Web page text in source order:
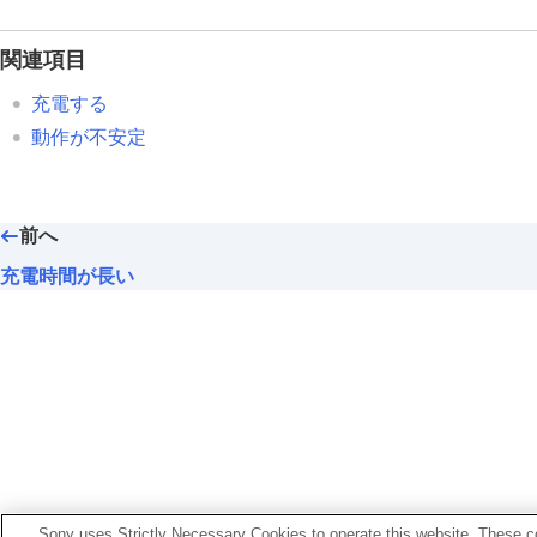
主な仕様
関連項目
充電する
動作が不安定
前へ
充電時間が長い